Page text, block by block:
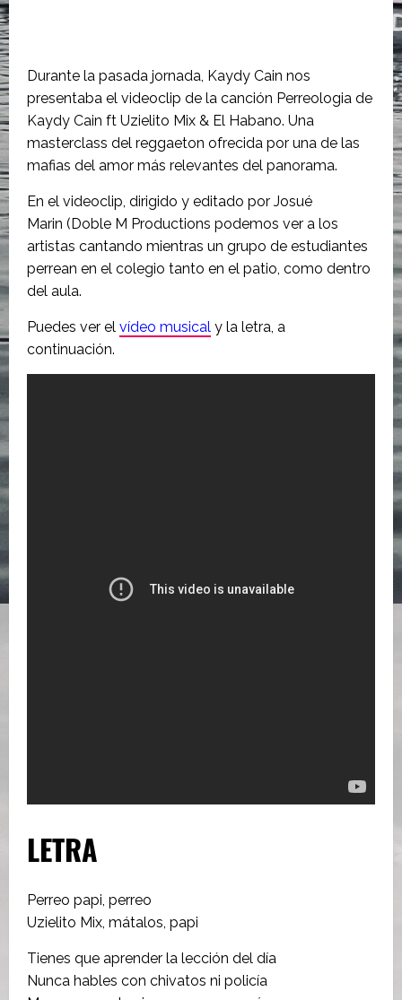
Durante la pasada jornada, Kaydy Cain nos
presentaba el videoclip de la canción Perreologia de
Kaydy Cain ft Uzielito Mix & El Habano. Una
masterclass del reggaeton ofrecida por una de las
mafias del amor más relevantes del panorama.
En el videoclip, dirigido y editado por Josué
Marin (Doble M Productions podemos ver a los
artistas cantando mientras un grupo de estudiantes
perrean en el colegio tanto en el patio, como dentro
del aula.
Puedes ver el vídeo musical y la letra, a
continuación.
LETRA
Perreo papi, perreo
Uzielito Mix, mátalos, papi
Tienes que aprender la lección del día
Nunca hables con chivatos ni policía